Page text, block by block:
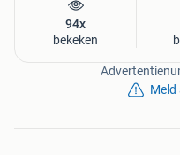
94x
bekeken